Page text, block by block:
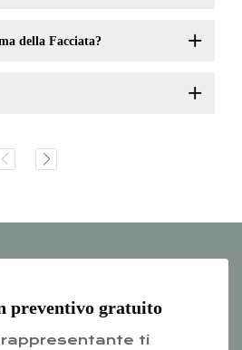
della Facciata?
preventivo gratuito
rappresentante ti